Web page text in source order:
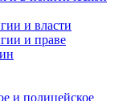
и власти
и праве
и полицейское